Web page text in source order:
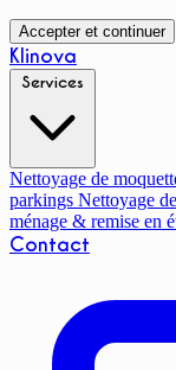
Accepter et continuer
Klinova
Nettoyage de
parkings Nettoyage
ménage & remise en
Contact